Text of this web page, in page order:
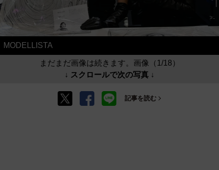
MODELLISTA
まだまだ画像は続きます。画像（1/18）
↓ スクロールで次の写真 ↓
記事を読む